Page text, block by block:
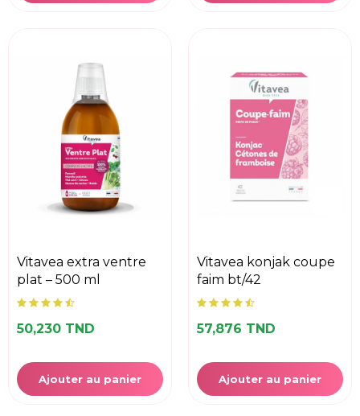
vitavea extra ventre
plat – 500 ml
50,230 TND
Ajouter au panier
vitavea konjak coupe
faim bt/42
57,876 TND
Ajouter au panier